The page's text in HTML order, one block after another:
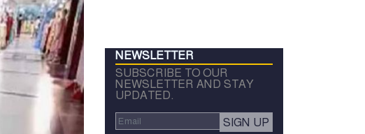
NEWSLETTER
SUBSCRIBE TO OUR
NEWSLETTER AND STAY
UPDATED.